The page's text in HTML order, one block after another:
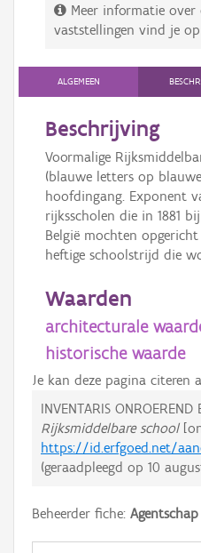
Meer informatie over
vaststellingen vind je op
ALGEMEEN
Beschrijving
Voormalige
(blauwe letters op
hoofdingang. Exponent
rijksscholen die in 1881
België mochten
heftige schoolstrijd die
Waarden
architecturale
historische waarde
Je kan deze pagina citeren
INVENTARIS ONROEREND
Rijksmiddelbare school
https://id.erfgoed.net/
(geraadpleegd op 10
Beheerder fiche: